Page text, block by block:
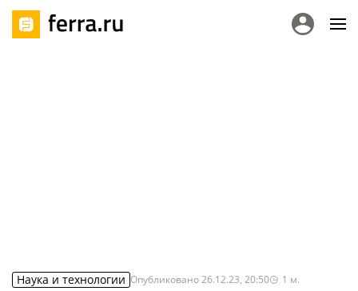
Наука и технологии Опубликовано26.12.23, 20:50 1 м.